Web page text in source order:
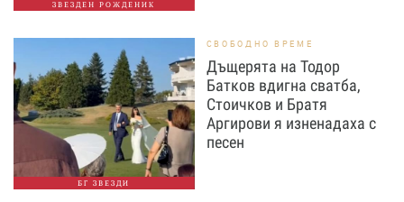
ЗВЕЗДЕН РОЖДЕНИК
БГ ЗВЕЗДИ
СВОБОДНО ВРЕМЕ
Дъщерята на Тодор
Батков вдигна сватба,
Стоичков и Братя
Аргирови я изненадаха с
песен